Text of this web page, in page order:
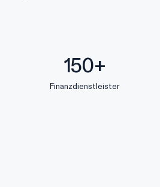
150+
Finanzdienstleister